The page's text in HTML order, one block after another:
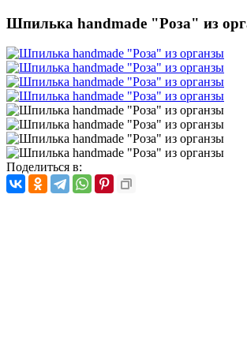
Шпилька handmade "Роза" из
Поделиться в: